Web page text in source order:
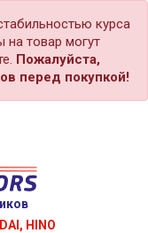
курса
товар могут
Пожалуйста,
перед покупкой!
HINO